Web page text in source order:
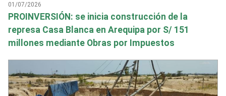
01/07/2026
PROINVERSIÓN: se inicia construcción de la
represa Casa Blanca en Arequipa por S/ 151
millones mediante Obras por Impuestos